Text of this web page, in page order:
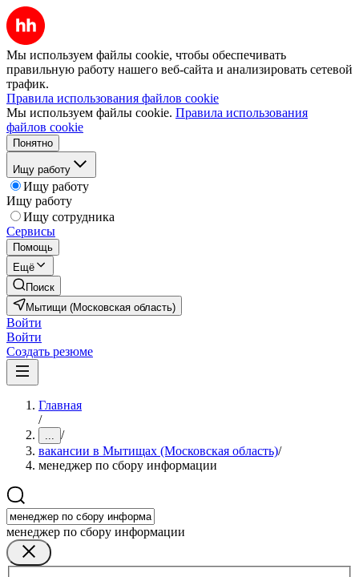
Мы используем файлы cookie, чтобы обеспечивать
правильную работу нашего веб-сайта и анализировать сетевой
трафик.
Правила использования файлов cookie
Мы используем файлы cookie. Правила использования
файлов cookie
Понятно
Ищу работу
Ищу работу
Ищу работу
Ищу сотрудника
Сервисы
Помощь
Ещё
Поиск
Мытищи (Московская область)
Войти
Войти
Создать резюме
Главная
/
... /
вакансии в Мытищах (Московская область)/
менеджер по сбору информации
менеджер по сбору информации